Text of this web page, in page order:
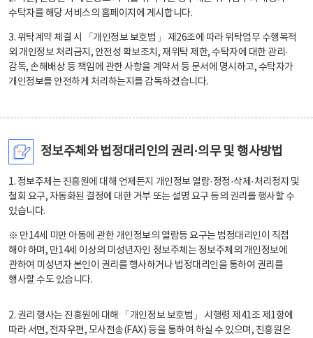
수탁자를 해당 서비스의 홈페이지에 게시합니다.
3. 위탁계약 체결 시 「개인정보 보호법」 제26조에 따라 위탁업무 수행목적
외 개인정보 처리금지, 안전성 확보조치, 재위탁 제한, 수탁자에 대한 관리·
감독, 손해배상 등 책임에 관한 사항을 계약서 등 문서에 명시하고, 수탁자가
개인정보를 안전하게 처리하는지를 감독하겠습니다.
정보주체와 법정대리인의 권리·의무 및 행사방법
1. 정보주체는 진흥원에 대해 언제든지 개인정보 열람·정정·삭제·처리정지 및
철회 요구, 자동화된 결정에 대한 거부 또는 설명 요구 등의 권리를 행사할 수
있습니다.
※ 만14세 미만 아동에 관한 개인정보의 열람등 요구는 법정대리인이 직접
해야 하며, 만14세 이상의 미성년자인 정보주체는 정보주체의 개인정보에
관하여 미성년자 본인이 권리를 행사하거나 법정대리인을 통하여 권리를
행사할 수도 있습니다.
2. 권리 행사는 진흥원에 대해 「개인정보 보호법」 시행령 제41조 제1항에
따라 서면, 전자우편, 모사전송(FAX) 등을 통하여 하실 수 있으며, 진흥원은